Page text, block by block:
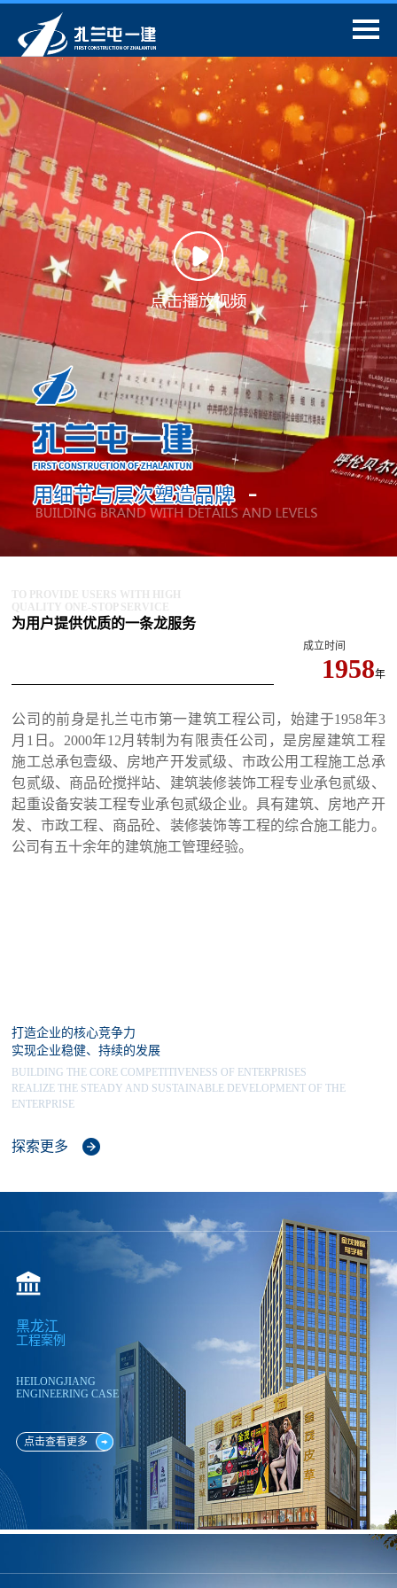
TO PROVIDE USERS WITH HIGH
QUALITY ONE-STOP SERVICE
为用户提供优质的一条龙服务
成立时间
1958年
公司的前身是扎兰屯市第一建筑工程公司，始建于1958年3
月1日。2000年12月转制为有限责任公司，是房屋建筑工程
施工总承包壹级、房地产开发贰级、市政公用工程施工总承
包贰级、商品砼搅拌站、建筑装修装饰工程专业承包贰级、
起重设备安装工程专业承包贰级企业。具有建筑、房地产开
发、市政工程、商品砼、装修装饰等工程的综合施工能力。
公司有五十余年的建筑施工管理经验。
打造企业的核心竞争力
实现企业稳健、持续的发展
BUILDING THE CORE COMPETITIVENESS OF ENTERPRISES
REALIZE THE STEADY AND SUSTAINABLE DEVELOPMENT OF THE
ENTERPRISE
探索更多
黑龙江
工程案例
HEILONGJIANG
ENGINEERING CASE
点击查看更多